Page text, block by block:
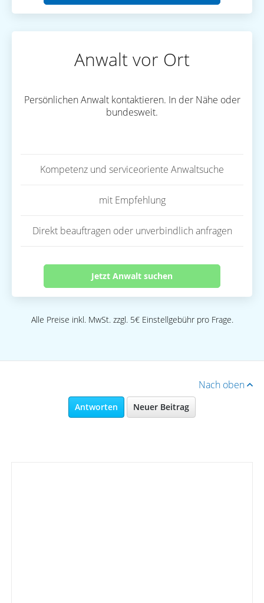
Anwalt vor Ort
Persönlichen Anwalt kontaktieren. In der Nähe oder
bundesweit.
Kompetenz und serviceoriente Anwaltsuche
mit Empfehlung
Direkt beauftragen oder unverbindlich anfragen
Jetzt Anwalt suchen
Alle Preise inkl. MwSt. zzgl. 5€ Einstellgebühr pro Frage.
Nach oben
Antworten Neuer Beitrag